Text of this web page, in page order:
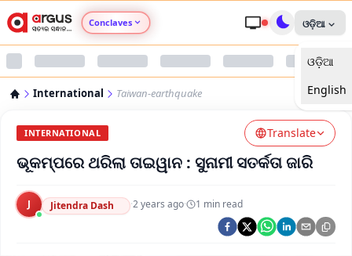
Conclaves
Argus Nari Shakti
Argus Swaad Odisha
ଓଡ଼ିଆ
ଓଡ଼ିଆ
English
International Taiwan-earthquake
INTERNATIONAL Translate
ଭୂକମ୍ପରେ ଥରିଲା ତାଇୱାନ : ସୁନାମୀ ସତର୍କତା ଜାରି
J Jitendra Dash ·2 years ago· 1 min read